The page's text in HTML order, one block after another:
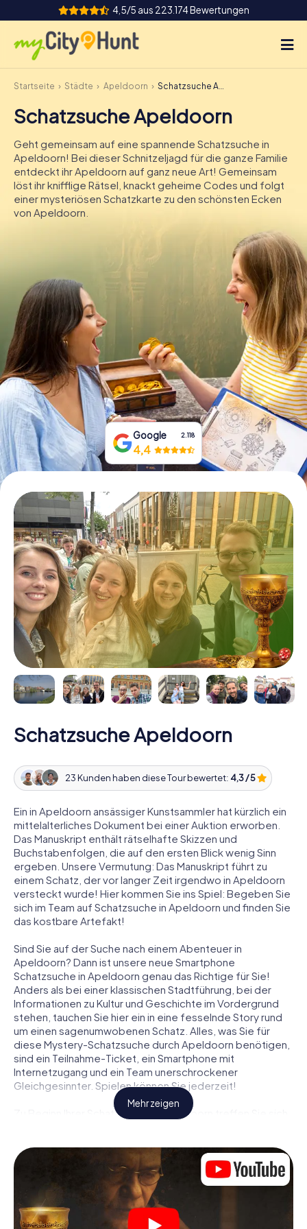
4,5/5 aus 223.174 Bewertungen
So funktioniert's
Städte
Touren
Teamevent
Tickets
DE
IE
IT
Tickets buchen
Gutscheine bestellen
Startseite Städte Apeldoorn Schatzsuche Apeldoorn
Schatzsuche Apeldoorn
Geht gemeinsam auf eine spannende Schatzsuche in
Apeldoorn! Bei dieser Schnitzeljagd für die ganze Familie
entdeckt ihr Apeldoorn auf ganz neue Art! Gemeinsam
löst ihr knifflige Rätsel, knackt geheime Codes und folgt
einer mysteriösen Schatzkarte zu den schönsten Ecken
von Apeldoorn.
Google 2.118
4,4
Schatzsuche Apeldoorn
23 Kunden haben diese Tour bewertet: 4,3 / 5
Ein in Apeldoorn ansässiger Kunstsammler hat kürzlich ein
mittelalterliches Dokument bei einer Auktion erworben.
Das Manuskript enthält rätselhafte Skizzen und
Buchstabenfolgen, die auf den ersten Blick wenig Sinn
ergeben. Unsere Vermutung: Das Manuskript führt zu
einem Schatz, der vor langer Zeit irgendwo in Apeldoorn
versteckt wurde! Hier kommen Sie ins Spiel: Begeben Sie
sich im Team auf Schatzsuche in Apeldoorn und finden Sie
das kostbare Artefakt!
Sind Sie auf der Suche nach einem Abenteuer in
Apeldoorn? Dann ist unsere neue Smartphone
Schatzsuche in Apeldoorn genau das Richtige für Sie!
Anders als bei einer klassischen Stadtführung, bei der
Informationen zu Kultur und Geschichte im Vordergrund
stehen, tauchen Sie hier ein in eine fesselnde Story rund
um einen sagenumwobenen Schatz. Alles, was Sie für
diese Mystery-Schatzsuche durch Apeldoorn benötigen,
sind ein Teilnahme-Ticket, ein Smartphone mit
Internetzugang und ein Team unerschrockener
Gleichgesinnter. Spielen können Sie jederzeit!
Zu Beginn Ihrer Schatzsuche in Apeldoorn treffen Sie sich
geborener Spurensucher? Wer ein waschechter
Abenteurer? Und wer hat das Zeug zum Code-Knacker?
Bei unserer Schatzsuche in Apeldoorn ist für jeden Spieler
die passende Rolle dabei.
Sind die Rollen verteilt, kann die Krimi-Schatzsuche durch
Mehr zeigen